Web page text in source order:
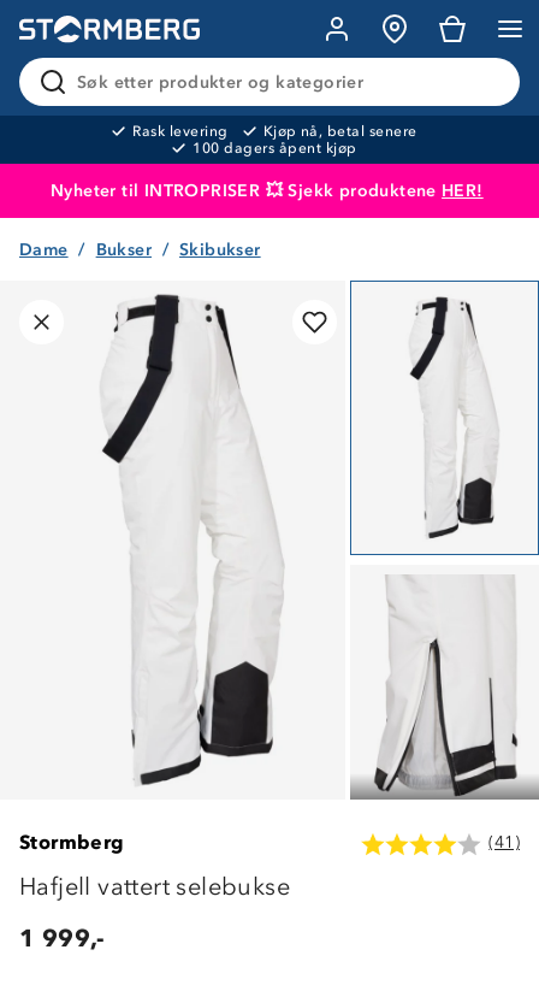
Søk etter produkter og kategorier
Rask levering
Kjøp nå, betal senere
100 dagers åpent kjøp
Nyheter til INTROPRISER 💥 Sjekk produktene HER!
Produktet er lagt i handlekurven
Dame Bukser Skibukser
Stormberg (41)
Hafjell vattert selebukse
1 999,-